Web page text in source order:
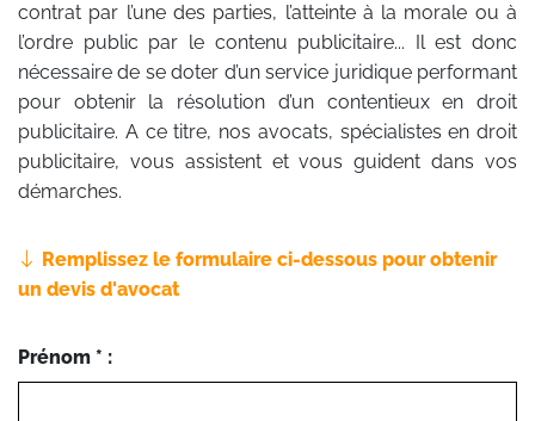
contrat par l’une des parties, l’atteinte à la morale ou à
l’ordre public par le contenu publicitaire... Il est donc
nécessaire de se doter d’un service juridique performant
pour obtenir la résolution d’un contentieux en droit
publicitaire. A ce titre, nos avocats, spécialistes en droit
publicitaire, vous assistent et vous guident dans vos
démarches.
Remplissez le formulaire ci-dessous pour obtenir
un devis d'avocat
Prénom * :